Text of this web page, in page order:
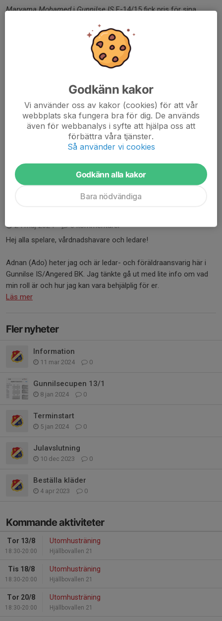
Maryama MohamediGunnilse ISF-14/15 fick pris för sina
som kan ställas på en ung ambitiös fotbollsspelande tjej.
En utförligare motivering följer.....
Föräldramöte
27 aug 2024
0 kommentarer
Vi vill påminna och välkomna alla till ett föräldramöte imorgon kl
17:30 i klubbstugan uppe i Gunnilse. Hoppas så många som
kommer delges.Anmäler gärna senast idag....
Läs mer
24 maj 2024
0 kommentarer
Hej alla spelare, vårdnadshavare och ledare!
Adnan (Ado) heter jag och är ledar- och föräldraansvarig här i
Gunnilse IS/Angered BK. Jag tänkte gå ut med lite info om vad
min roll är och hur jag kan vara behjälplig för er.
Läs mer
Fler nyheter
Information
11 mar 2024 0
Gunnilsecupen 13/1
8 jan 2024 0
Terminstart
5 jan 2024 0
Julavslutning
10 dec 2023 0
Beställa kläder
4 apr 2023 0
Kommande aktiviteter
Tor 13/8
18:30-20:00
Utomhusträning
Hjällbovallen 21
Tis 18/8
18:30-20:00
Utomhusträning
Hjällbovallen 21
Tor 20/8
18:30-20:00
Utomhusträning
Hjällbovallen 21
Godkänn kakor
Vi använder oss av kakor (cookies) för att vår
webbplats ska fungera bra för dig. De används
även för webbanalys i syfte att hjälpa oss att
förbättra våra tjänster.
Så använder vi cookies
Godkänn alla kakor
Bara nödvändiga